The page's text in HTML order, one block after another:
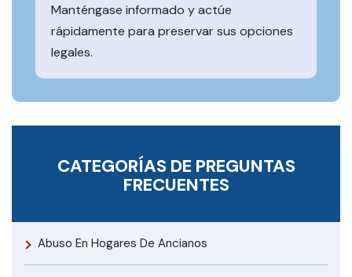
Manténgase informado y actúe
rápidamente para preservar sus opciones
legales.
CATEGORÍAS DE PREGUNTAS
FRECUENTES
Abuso En Hogares De Ancianos